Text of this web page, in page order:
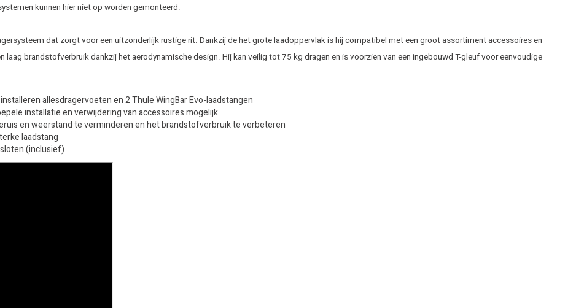
kunnen hier niet op worden gemonteerd.
dat zorgt voor een uitzonderlijk rustige rit. Dankzij de het grote laadoppervlak is hij compatibel met een groot assortiment accessoires en
laag brandstofverbruik dankzij het aerodynamische design. Hij kan veilig tot 75 kg dragen en is voorzien van een ingebouwd T-gleuf voor eenvoudige
allesdragervoeten en 2 Thule WingBar Evo-laadstangen
installatie en verwijdering van accessoires mogelijk
en weerstand te verminderen en het brandstofverbruik te verbeteren
laadstang
(inclusief)